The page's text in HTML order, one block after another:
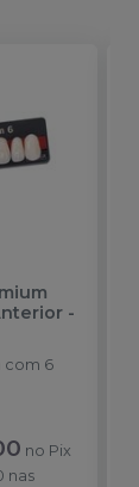
-
com 6
no Pix
nas